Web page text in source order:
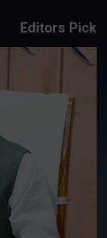
Editors Pick